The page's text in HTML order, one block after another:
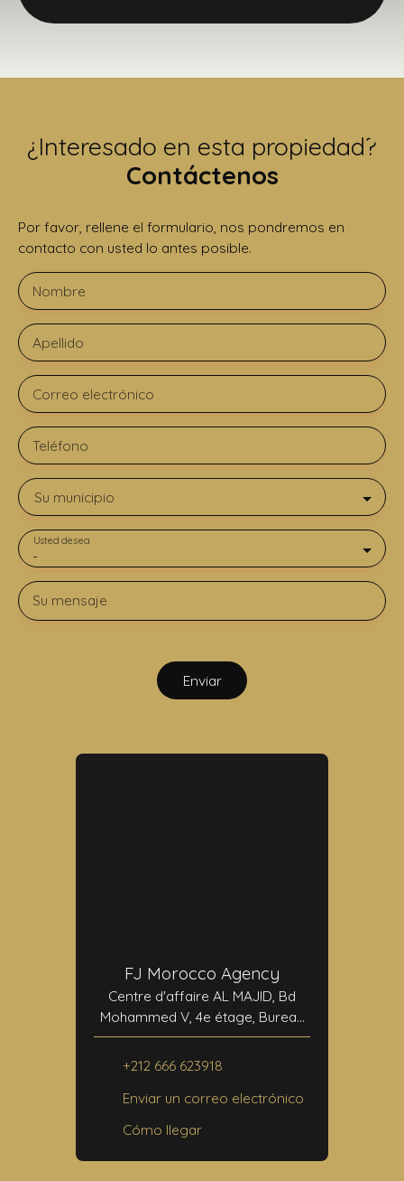
¿Interesado en esta propiedad?
Contáctenos
Por favor, rellene el formulario, nos pondremos en
contacto con usted lo antes posible.
Nombre
Apellido
Correo electrónico
Teléfono
Su municipio
-
Usted desea
Su mensaje
Enviar
FJ Morocco Agency
Centre d'affaire AL MAJID, Bd
Mohammed V, 4e étage, Bureau
N°24
40000 Marrakech
+212 666 623918
Enviar un correo electrónico
Cómo llegar